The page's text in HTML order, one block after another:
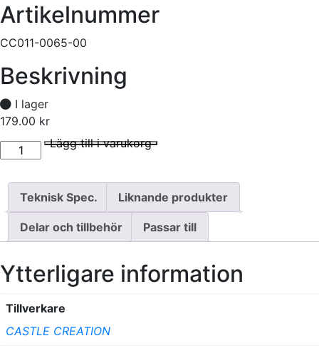
Artikelnummer
CC011-0065-00
Beskrivning
I lager
179.00 kr
I lager
Polarized Bullet Kontakt 4mm 1 par mängd Lägg till i varukorg
Teknisk Spec. Liknande produkter
Delar och tillbehör Passar till
Ytterligare information
Tillverkare
CASTLE CREATION